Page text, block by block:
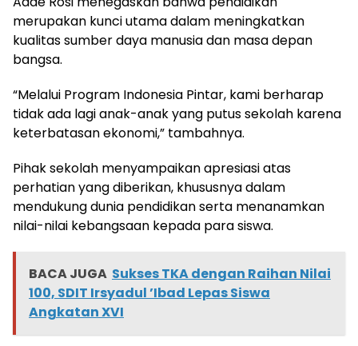
merupakan kunci utama dalam meningkatkan
kualitas sumber daya manusia dan masa depan
bangsa.
“Melalui Program Indonesia Pintar, kami berharap
tidak ada lagi anak-anak yang putus sekolah karena
keterbatasan ekonomi,” tambahnya.
Pihak sekolah menyampaikan apresiasi atas
perhatian yang diberikan, khususnya dalam
mendukung dunia pendidikan serta menanamkan
nilai-nilai kebangsaan kepada para siswa.
BACA JUGA Sukses TKA dengan Raihan Nilai
100, SDIT Irsyadul ’Ibad Lepas Siswa
Angkatan XVI